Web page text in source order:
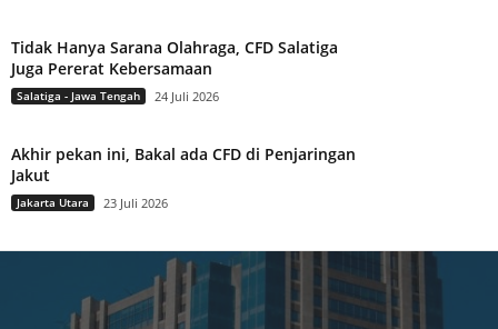
Tidak Hanya Sarana Olahraga, CFD Salatiga
Juga Pererat Kebersamaan
Salatiga - Jawa Tengah 24 Juli 2026
Akhir pekan ini, Bakal ada CFD di Penjaringan
Jakut
Jakarta Utara 23 Juli 2026